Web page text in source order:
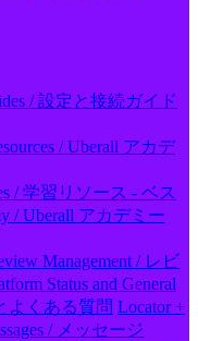
/ 設定と接続ガイド
/ Uberall アカデ
/ 学習リソース - ベス
/ Uberall アカデミー
Management / レビ
Status and General
よくある質問 Locator +
/ メッセージ